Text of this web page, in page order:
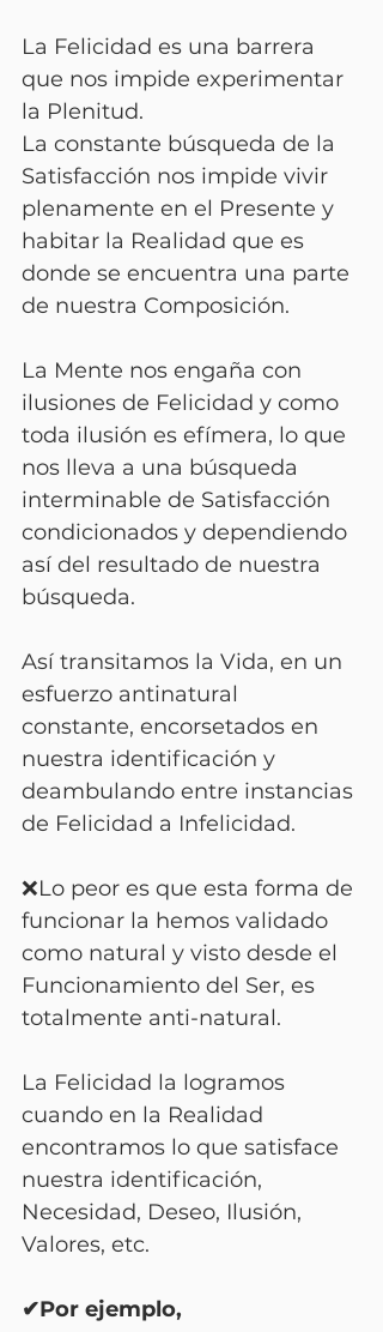
La Felicidad es una barrera
que nos impide experimentar
la Plenitud.
La constante búsqueda de la
Satisfacción nos impide vivir
plenamente en el Presente y
habitar la Realidad que es
donde se encuentra una parte
de nuestra Composición.
La Mente nos engaña con
ilusiones de Felicidad y como
toda ilusión es efímera, lo que
nos lleva a una búsqueda
interminable de Satisfacción
condicionados y dependiendo
así del resultado de nuestra
búsqueda.
Así transitamos la Vida, en un
esfuerzo antinatural
constante, encorsetados en
nuestra identificación y
deambulando entre instancias
de Felicidad a Infelicidad.
❌Lo peor es que esta forma de
funcionar la hemos validado
como natural y visto desde el
Funcionamiento del Ser, es
totalmente anti-natural.
La Felicidad la logramos
cuando en la Realidad
encontramos lo que satisface
nuestra identificación,
Necesidad, Deseo, Ilusión,
Valores, etc.
✔Por ejemplo,